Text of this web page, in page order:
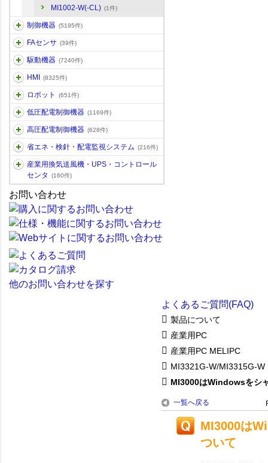
MI1002-W(-CL) (1件)
制御機器 (5195件)
FAセンサ (39件)
駆動機器 (7240件)
HMI (8325件)
ロボット (651件)
低圧配電制御機器 (1169件)
高圧配電制御機器 (628件)
省エネ・検針・配電監視システム (216件)
産業用換気送風機・UPS・コントロール
センタ
(160件)
お問い合わせ
他のお問い合わせを探す
よくあるご質問(FAQ)
製品について
産業用PC
産業用PC MELIPC
MI3321G-W/MI3315G-W
MI3000はWindowsをシ
一覧へ戻る
MI3000は
ついて